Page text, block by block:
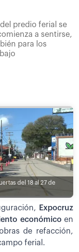
predio ferial se
a sentirse,
para los
del 18 al 27 de
Expocruz
económico en
de refacción,
ferial.